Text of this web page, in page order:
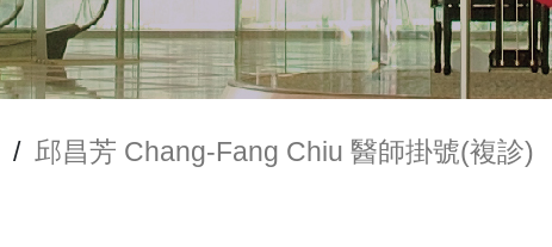
/ 邱昌芳 Chang-Fang Chiu 醫師掛號(複診)